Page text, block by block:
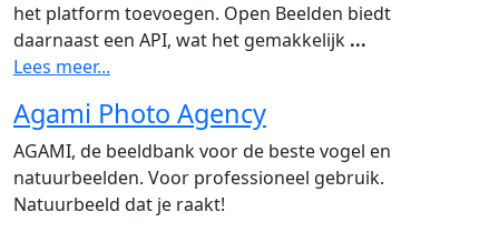
het platform toevoegen. Open Beelden biedt
daarnaast een API, wat het gemakkelijk ...
Lees meer...
Agami Photo Agency
AGAMI, de beeldbank voor de beste vogel en
natuurbeelden. Voor professioneel gebruik.
Natuurbeeld dat je raakt!